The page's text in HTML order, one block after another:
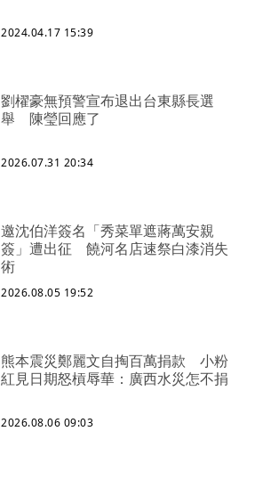
2024.04.17 15:39
劉櫂豪無預警宣布退出台東縣長選
舉 陳瑩回應了
2026.07.31 20:34
邀沈伯洋簽名「秀菜單遮蔣萬安親
簽」遭出征 饒河名店速祭白漆消失
術
2026.08.05 19:52
熊本震災鄭麗文自掏百萬捐款 小粉
紅見日期怒槓辱華：廣西水災怎不捐
2026.08.06 09:03